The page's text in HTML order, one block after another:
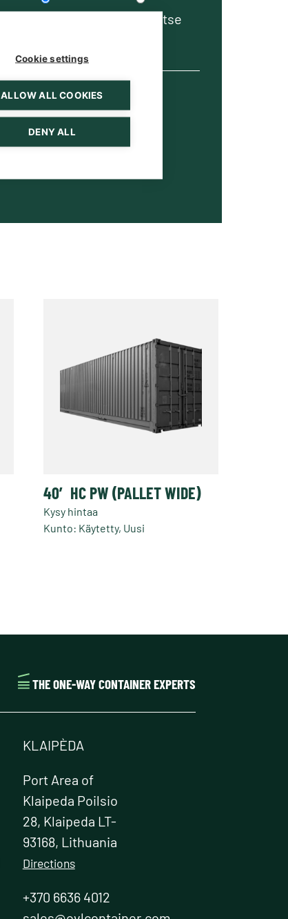
sähköpostitse
40′ HC PW (PALLET WIDE)
Kysy hintaa
Kunto: Käytetty, Uusi
THE ONE-WAY CONTAINER EXPERTS
KLAIPÈDA
Port Area of
Klaipeda Poilsio
28, Klaipeda LT-
93168, Lithuania
Directions
+370 6636 4012
Cookie settings
ALLOW ALL COOKIES
DENY ALL